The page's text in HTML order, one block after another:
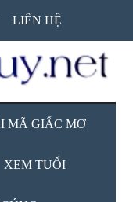
LIÊN HỆ
MÃ GIẤC MƠ
XEM TUỔI